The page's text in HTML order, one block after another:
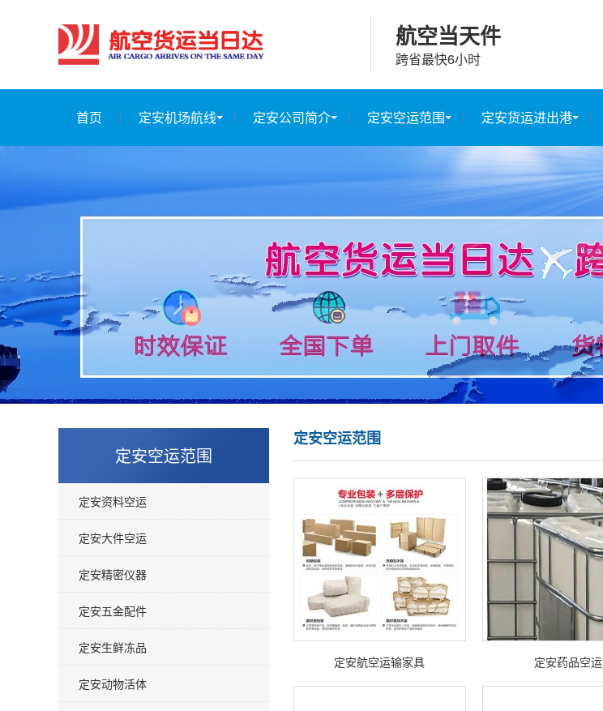
航空当天件
跨省最快6小时
首页 定安机场航线 定安公司简介 定安空运范围 定安货运进出港
定安空运范围
定安资料空运
定安大件空运
定安精密仪器
定安五金配件
定安生鲜冻品
定安动物活体
定安空运范围
定安航空运输家具 定安药品空运